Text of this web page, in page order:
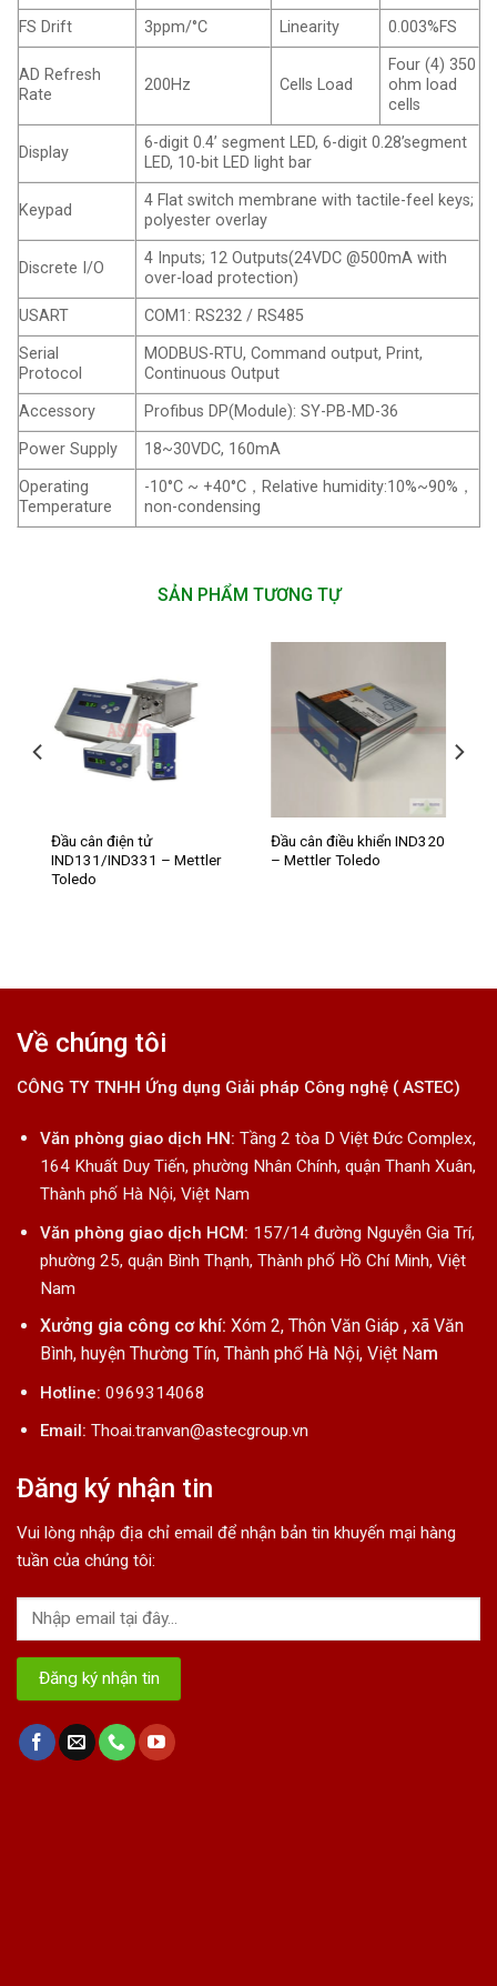
FS Drift 3ppm/°C Linearity 0.003%FS
AD Refresh
Rate
200Hz Cells Load
Four (4) 350
ohm load
cells
Display
6-digit 0.4’ segment LED, 6-digit 0.28’segment
LED, 10-bit LED light bar
Keypad
4 Flat switch membrane with tactile-feel keys;
polyester overlay
Discrete I/O
4 Inputs; 12 Outputs(24VDC @500mA with
over-load protection)
USART
COM1: RS232 / RS485
Serial
Protocol
MODBUS-RTU, Command output, Print,
Continuous Output
Accessory
Profibus DP(Module): SY-PB-MD-36
Power Supply
18~30VDC, 160mA
Operating
Temperature
-10°C ~ +40°C，Relative humidity:10%~90%，
non-condensing
SẢN PHẨM TƯƠNG TỰ
Đầu cân điện tử
IND131/IND331 – Mettler
Toledo
Đầu cân điều khiển IND320
– Mettler Toledo
Về chúng tôi
CÔNG TY TNHH Ứng dụng Giải pháp Công nghệ ( ASTEC)
Văn phòng giao dịch HN: Tầng 2 tòa D Việt Đức Complex,
164 Khuất Duy Tiến, phường Nhân Chính, quận Thanh Xuân,
Thành phố Hà Nội, Việt Nam
Văn phòng giao dịch HCM: 157/14 đường Nguyễn Gia Trí,
phường 25, quận Bình Thạnh, Thành phố Hồ Chí Minh, Việt
Nam
Xưởng gia công cơ khí: Xóm 2, Thôn Văn Giáp , xã Văn
Bình, huyện Thường Tín, Thành phố Hà Nội, Việt Nam
Hotline: 0969314068
Email: Thoai.tranvan@astecgroup.vn
Đăng ký nhận tin
Vui lòng nhập địa chỉ email để nhận bản tin khuyến mại hàng
tuần của chúng tôi: